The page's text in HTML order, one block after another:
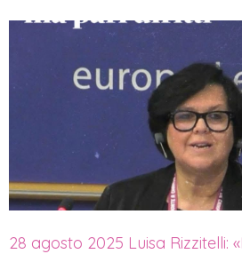
28 agosto 2025 Luisa Rizzitelli: